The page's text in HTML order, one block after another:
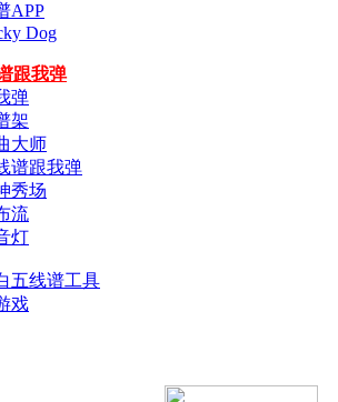
APP
Dog
跟我弹
弹
架
大师
谱跟我弹
秀场
流
灯
五线谱工具
戏